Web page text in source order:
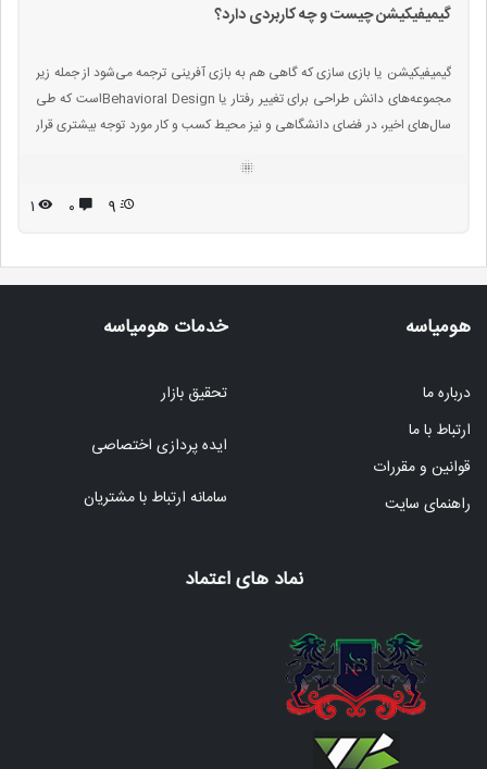
گیمیفیکیشن چیست و چه کاربردی دارد؟
گیمیفیکیشن یا بازی سازی که گاهی هم به بازی آفرینی ترجمه می‌شود از جمله زیر
مجموعه‌های دانش طراحی برای تغییر رفتار یا Behavioral Designاست که طی
سال‌های اخیر، در فضای دانشگاهی و نیز محیط کسب و کار مورد توجه بیشتری قرار
فضاهایی است که به صورت پیش‌فرض برای بازی طراحی نشده‌اند.
9 ۰ ۱
هومیاسه
درباره ما
ارتباط با ما
قوانین و مقررات
راهنمای سایت
خدمات هومیاسه
تحقیق بازار
ایده پردازی اختصاصی
سامانه ارتباط با مشتریان
نماد های اعتماد